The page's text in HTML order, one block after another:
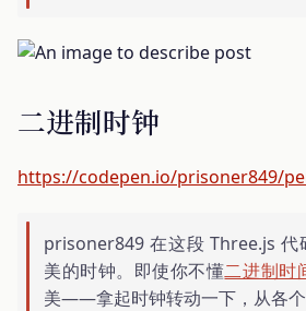
二进制时钟
https://codepen.io/prisoner849/
prisoner849 在这段 Three.js 代
美的时钟。即使你不懂二进制时
美——拿起时钟转动一下，从各